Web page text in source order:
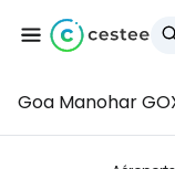
Goa Manohar
Se